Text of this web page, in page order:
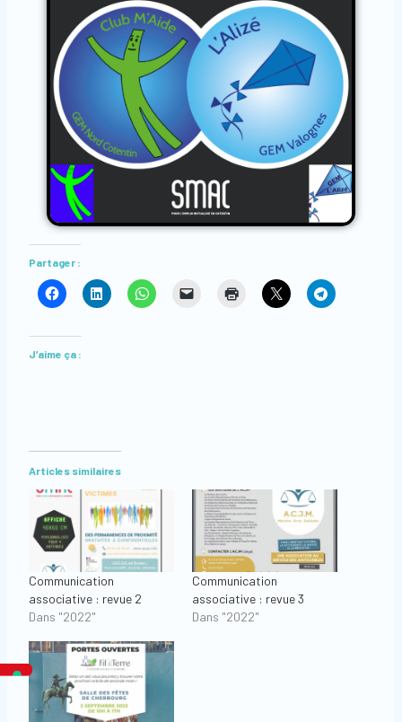
Partager :
J’aime ça :
Articles similaires
Communication
associative : revue 2
Dans "2022"
Communication
associative : revue 3
Dans "2022"